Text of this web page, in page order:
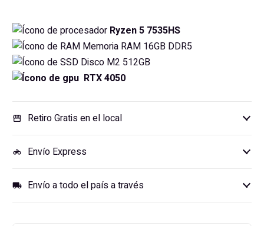
Ryzen 5 7535HS
Memoria RAM 16GB DDR5
Disco M2 512GB
RTX 4050
storefront Retiro Gratis en el local
motorcycle Envío Express
local_shipping Envío a todo el país a través